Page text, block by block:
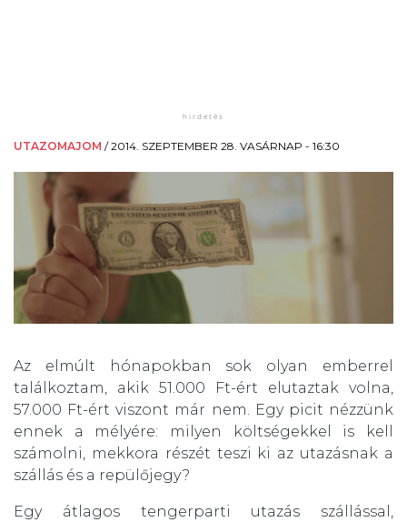
UTAZOMAJOM /2014. SZEPTEMBER 28. VASÁRNAP - 16:30
Az elmúlt hónapokban sok olyan emberrel
találkoztam, akik 51.000 Ft-ért elutaztak volna,
57.000 Ft-ért viszont már nem. Egy picit nézzünk
ennek a mélyére: milyen költségekkel is kell
számolni, mekkora részét teszi ki az utazásnak a
szállás és a repülőjegy?
Egy átlagos tengerparti utazás szállással,